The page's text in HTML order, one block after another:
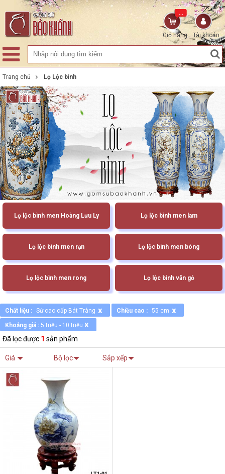
Tài khoản
Giỏ hàng
...
Trang chủ Lọ Lộc bình
Lọ lộc bình men Hoàng Lưu Ly Lọ lộc bình men lam
Lọ lộc bình men rạn Lọ lộc bình men bóng
Lọ lộc bình men rong Lọ lộc bình vân gỗ
Chất liệu : Sứ cao cấp Bát Tràng x Chiều cao : 55 cm x
Khoảng giá : 5 triệu - 10 triệu x
Đã lọc được 1 sản phẩm
Giá Bộ lọc Sắp xếp